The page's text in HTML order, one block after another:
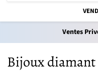
Ventes
Bijoux diamant